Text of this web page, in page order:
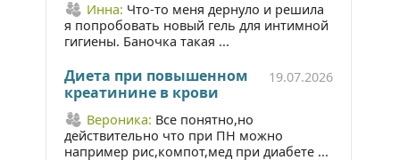
Инна: Что-то меня дернуло и решила
я попробовать новый гель для интимной
гигиены. Баночка такая ...
Диета при повышенном
креатинине в крови
19.07.2026
Вероника: Все понятно,но
действительно что при ПН можно
например рис,компот,мед при диабете ...